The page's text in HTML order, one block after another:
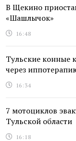
В Щекино
«Шашлычок»
16:48
Тульские конные
через
16:34
7 мотоциклов
Тульской области
16:18